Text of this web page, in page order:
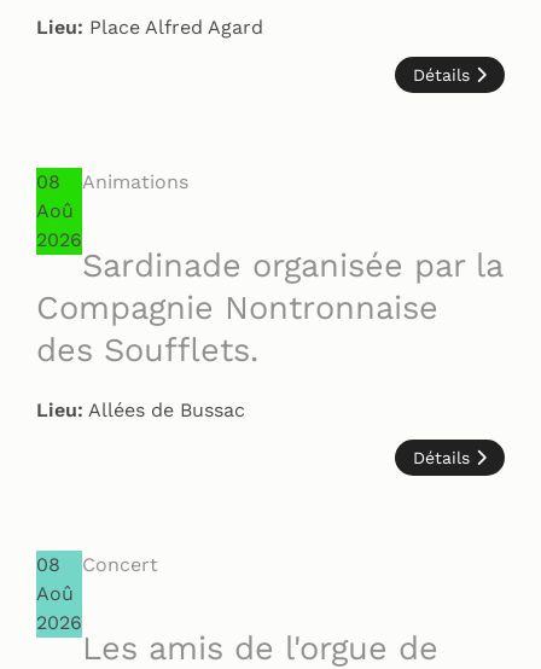
Lieu: Place Alfred Agard
Détails
08
Aoû
2026
Animations
Sardinade organisée par la
Compagnie Nontronnaise
des Soufflets.
Lieu: Allées de Bussac
Détails
08
Aoû
2026
Concert
Les amis de l'orgue de